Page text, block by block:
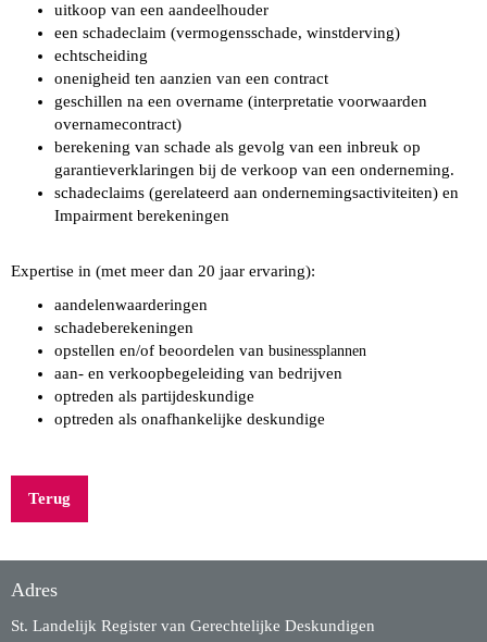
uitkoop van een aandeelhouder
een schadeclaim (vermogensschade, winstderving)
echtscheiding
onenigheid ten aanzien van een contract
geschillen na een overname (interpretatie voorwaarden
overnamecontract)
berekening van schade als gevolg van een inbreuk op
garantieverklaringen bij de verkoop van een onderneming.
schadeclaims (gerelateerd aan ondernemingsactiviteiten) en
Impairment berekeningen
Expertise in (met meer dan 20 jaar ervaring):
aandelenwaarderingen
schadeberekeningen
opstellen en/of beoordelen van businessplannen
aan- en verkoopbegeleiding van bedrijven
optreden als partijdeskundige
optreden als onafhankelijke deskundige
Terug
Adres
St. Landelijk Register van Gerechtelijke Deskundigen